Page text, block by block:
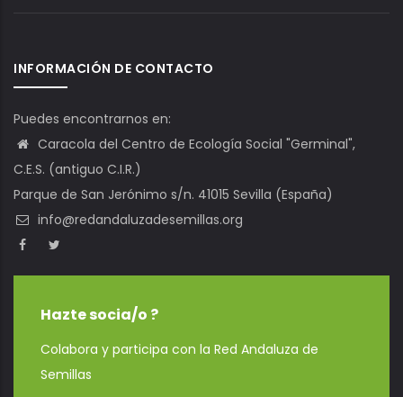
INFORMACIÓN DE CONTACTO
Puedes encontrarnos en:
Caracola del Centro de Ecología Social "Germinal",
C.E.S. (antiguo C.I.R.)
Parque de San Jerónimo s/n. 41015 Sevilla (España)
info@redandaluzadesemillas.org
Hazte socia/o ?
Colabora y participa con la Red Andaluza de
Semillas